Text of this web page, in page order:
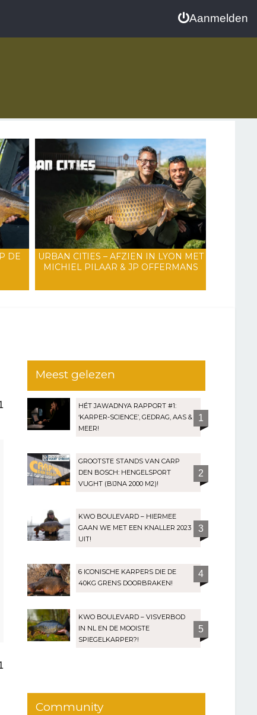
Aanmelden
DE
URBAN CITIES – AFZIEN IN LYON MET
MICHIEL PILAAR & JP OFFERMANS
Meest gelezen
HÉT JAWADNYA RAPPORT #1:
‘KARPER-SCIENCE’, GEDRAG, AAS &
MEER!
1
GROOTSTE STANDS VAN CARP
DEN BOSCH: HENGELSPORT
VUGHT (BIJNA 2000 M2)!
2
KWO BOULEVARD – HIERMEE
GAAN WE MET EEN KNALLER 2023
UIT!
3
6 ICONISCHE KARPERS DIE DE
40KG GRENS DOORBRAKEN!
4
KWO BOULEVARD – VISVERBOD
IN NL EN DE MOOISTE
SPIEGELKARPER?!
5
Community